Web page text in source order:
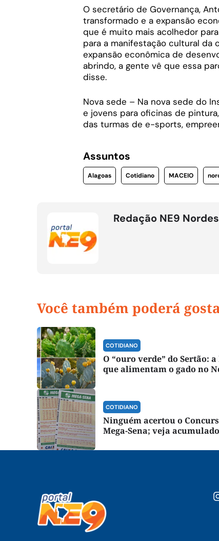
O secretário de Governança,
transformado e a expansão
que é muito mais acolhedor
para a manifestação cultural da
expansão econômica de
abrindo, a gente vê que essa
disse.
Nova sede – Na nova sede do
e jovens para oficinas de
das turmas de e-sports,
Assuntos
Alagoas Cotidiano MACEIO
Redação NE9
Você também poderá
COTIDIANO
O “ouro verde” do Sertão:
que alimentam o gado no
COTIDIANO
Ninguém acertou o
Mega-Sena; veja acumulado